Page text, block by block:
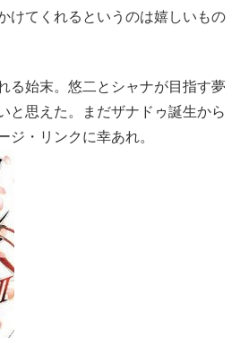
けてくれるというのは嬉しいもの
る始末。悠二とシャナが目指す夢
と思えた。まだザナドゥ誕生から
ジ・リンクに幸あれ。